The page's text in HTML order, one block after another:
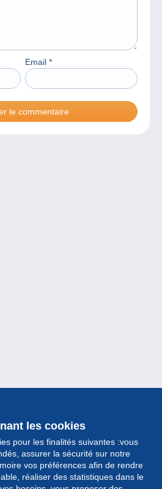
Email *
les cookies
pour les finalités suivantes :vous
assurer la sécurité sur notre
vos préférences afin de rendre
réaliser des statistiques dans le